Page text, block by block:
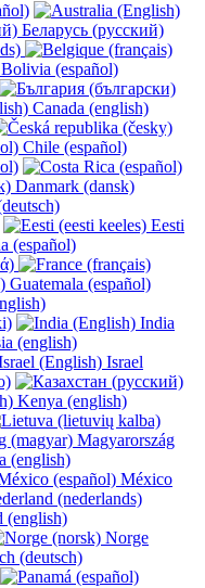
Беларусь (русский)
Bolivia (español)
Canada (english)
Chile (español)
Danmark (dansk)
Eesti
(español)
Guatemala (español)
India
(english)
Israel
Kenya (english)
Magyarország
(english)
México
(nederlands)
(english)
Norge
(deutsch)